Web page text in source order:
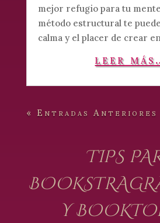
mejor refugio para tu
método estructural te
calma y el placer de crear
leer
« Entradas Anteriores
TIPS
Y